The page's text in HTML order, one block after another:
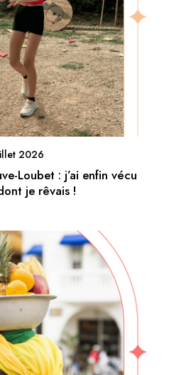
2026
Loubet : j’ai enfin vécu
je rêvais !